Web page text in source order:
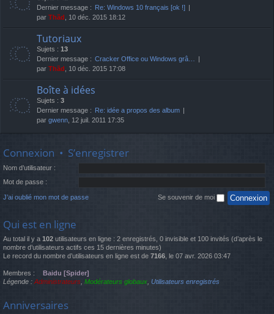
Dernier message : Re: Windows 10 français [ok !]
par Thãd , 10 déc. 2015 18:12
Tutoriaux
Sujets : 13
Dernier message : Cracker Office ou Windows grâ…
par Thãd , 10 déc. 2015 17:08
Boîte à idées
Sujets : 3
Dernier message : Re: idée a propos des album
par gwenn , 12 juil. 2011 17:35
Connexion • S’enregistrer
Nom d’utilisateur :
Mot de passe :
J’ai oublié mon mot de passe Se souvenir de moi
Qui est en ligne
Au total il y a 102 utilisateurs en ligne : 2 enregistrés, 0 invisible et 100 invités (d’après le
nombre d’utilisateurs actifs ces 15 dernières minutes)
Le record du nombre d’utilisateurs en ligne est de 7166 , le 07 avr. 2026 03:47
Membres :
Baidu [Spider]
Légende : Administrateurs Modérateurs globaux Utilisateurs enregistrés
Anniversaires